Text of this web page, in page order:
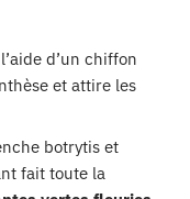
d’un chiffon
et attire les
botrytis et
fait toute la